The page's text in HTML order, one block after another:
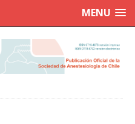
MENU